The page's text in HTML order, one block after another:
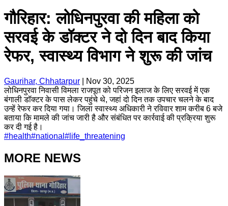
गौरिहार: लोधिनपुरवा की महिला को
सरवई के डॉक्टर ने दो दिन बाद किया
रेफर, स्वास्थ्य विभाग ने शुरू की जांच
Gaurihar, Chhatarpur
Nov 30, 2025
लोधिनपुरवा निवासी विमला राजपूत को परिजन इलाज के लिए सरवई में एक
बंगाली डॉक्टर के पास लेकर पहुंचे थे, जहां दो दिन तक उपचार चलने के बाद
उन्हें रेफर कर दिया गया। जिला स्वास्थ्य अधिकारी ने रविवार शाम करीब 6 बजे
बताया कि मामले की जांच जारी है और संबंधित पर कार्रवाई की प्रक्रिया शुरू
कर दी गई है।
#health#national # life_threatening
MORE NEWS